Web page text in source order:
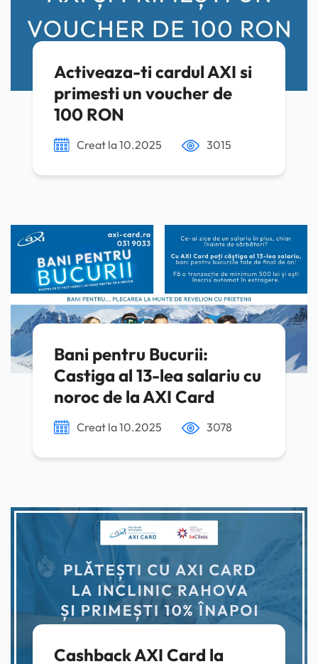
Activeaza-ti cardul AXI si
primesti un voucher de
100 RON
Creat la 10.2025 3015
Bani pentru Bucurii:
Castiga al 13-lea salariu cu
noroc de la AXI Card
Creat la 10.2025 3078
Cashback AXI Card la